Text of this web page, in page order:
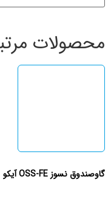
محصولات
گاوصندوق نسوز OSS-FE آیکو